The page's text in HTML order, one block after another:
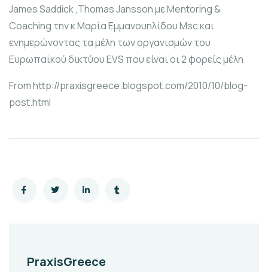
James Saddick ,Thomas Jansson με Mentoring &
Coaching την κ Μαρία Εμμανουηλίδου Msc και
ενημερώνοντας τα μέλη των οργανισμών του
Ευρωπαϊκού δικτύου EVS που είναι οι 2 φορείς μέλη
From http://praxisgreece.blogspot.com/2010/10/blog-
post.html
PraxisGreece